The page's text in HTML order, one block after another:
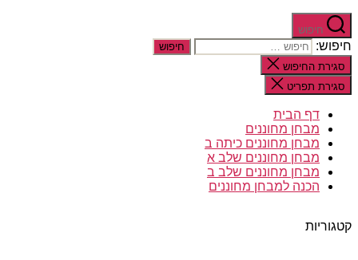
חיפוש
חיפוש:
סגירת החיפוש
סגירת תפריט
דף הבית
מבחן מחוננים
מבחן מחוננים כיתה ב
מבחן מחוננים שלב א
מבחן מחוננים שלב ב
הכנה למבחן מחוננים
קטגוריות